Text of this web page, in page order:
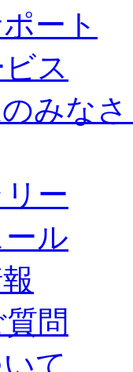
ート
ス
みな
ー
ル
問
て